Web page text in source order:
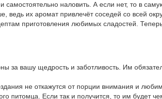
наловить. А если нет, то в
их аромат привлечёт соседей со всей
приготовления любимых сладостей.
за вашу щедрость и заботливость. Им
не откажутся от порции внимания и
питомца. Если так и получится, то им будет